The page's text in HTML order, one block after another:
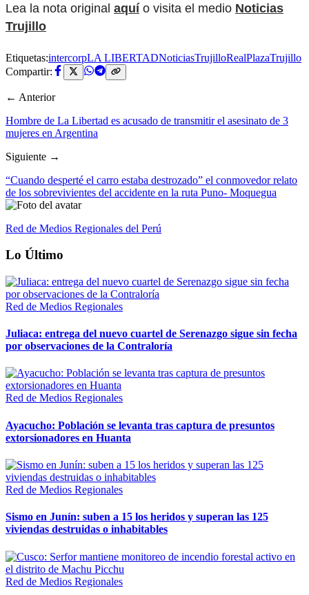
Lea la nota original aquío visita el medio Noticias
Trujillo
Etiquetas:intercorpLA LIBERTADNoticiasTrujilloRealPlazaTrujillo
Compartir:
← Anterior
Hombre de La Libertad es acusado de transmitir el asesinato de 3
mujeres en Argentina
Siguiente →
“Cuando desperté el carro estaba destrozado” el conmovedor relato
de los sobrevivientes del accidente en la ruta Puno- Moquegua
Red de Medios Regionales del Perú
Lo Último
Red de Medios Regionales
Juliaca: entrega del nuevo cuartel de Serenazgo sigue sin fecha
por observaciones de la Contraloría
Red de Medios Regionales
Ayacucho: Población se levanta tras captura de presuntos
extorsionadores en Huanta
Red de Medios Regionales
Sismo en Junín: suben a 15 los heridos y superan las 125
viviendas destruidas o inhabitables
Red de Medios Regionales